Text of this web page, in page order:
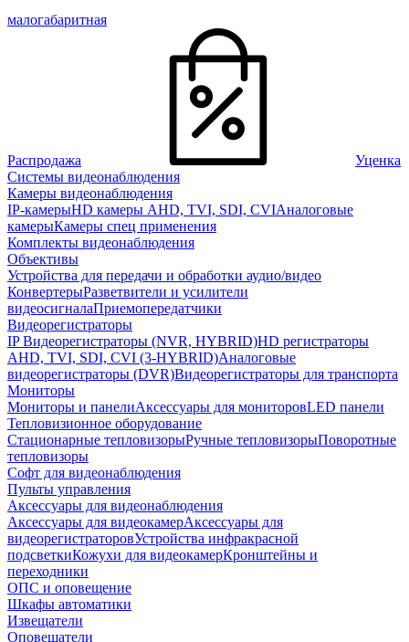
малогабаритная
Распродажа
Уценка
Системы видеонаблюдения
Камеры видеонаблюдения
IP-камерыHD камеры AHD, TVI, SDI, CVIАналоговые
камерыКамеры спец применения
Комплекты видеонаблюдения
Объективы
Устройства для передачи и обработки аудио/видео
КонвертерыРазветвители и усилители
видеосигналаПриемопередатчики
Видеорегистраторы
IP Видеорегистраторы (NVR, HYBRID)HD регистраторы
AHD, TVI, SDI, CVI (3-HYBRID)Аналоговые
видеорегистраторы (DVR)Видеорегистраторы для транспорта
Мониторы
Мониторы и панелиАксессуары для мониторовLED панели
Тепловизионное оборудование
Стационарные тепловизорыРучные тепловизорыПоворотные
тепловизоры
Софт для видеонаблюдения
Пульты управления
Аксессуары для видеонаблюдения
Аксессуары для видеокамерАксессуары для
видеорегистраторовУстройства инфракрасной
подсветкиКожухи для видеокамерКронштейны и
переходники
ОПС и оповещение
Шкафы автоматики
Извещатели
Оповещатели